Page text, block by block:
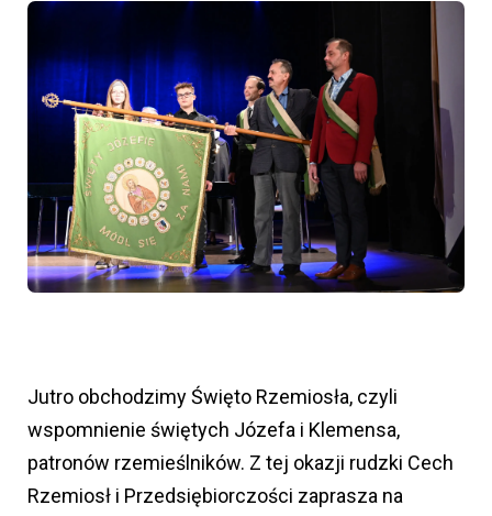
Jutro obchodzimy Święto Rzemiosła, czyli
wspomnienie świętych Józefa i Klemensa,
patronów rzemieślników. Z tej okazji rudzki Cech
Rzemiosł i Przedsiębiorczości zaprasza na